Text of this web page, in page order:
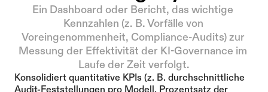
Ein Dashboard oder Bericht, das wichtige
Kennzahlen (z. B. Vorfälle von
Voreingenommenheit, Compliance-Audits) zur
Messung der Effektivität der KI-Governance im
Laufe der Zeit verfolgt.
Konsolidiert quantitative KPIs (z. B. durchschnittliche
Audit-Feststellungen pro Modell, Prozentsatz der